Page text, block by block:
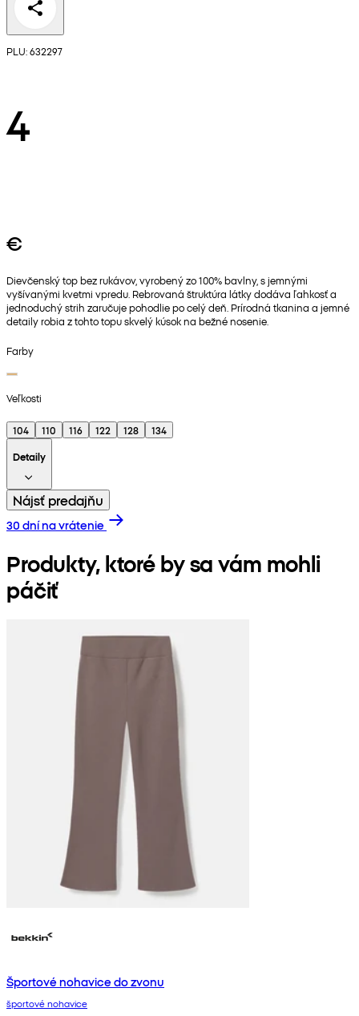
PLU: 632297
4
€
Dievčenský top bez rukávov, vyrobený zo 100% bavlny, s jemnými
vyšívanými kvetmi vpredu. Rebrovaná štruktúra látky dodáva ľahkosť a
jednoduchý strih zaručuje pohodlie po celý deň. Prírodná tkanina a jemné
detaily robia z tohto topu skvelý kúsok na bežné nosenie.
Farby
Veľkosti
104 110 116 122 128
134
Detaily
Nájsť predajňu
30 dní na vrátenie
Produkty, ktoré by sa vám mohli
páčiť
Športové nohavice do zvonu
športové nohavice